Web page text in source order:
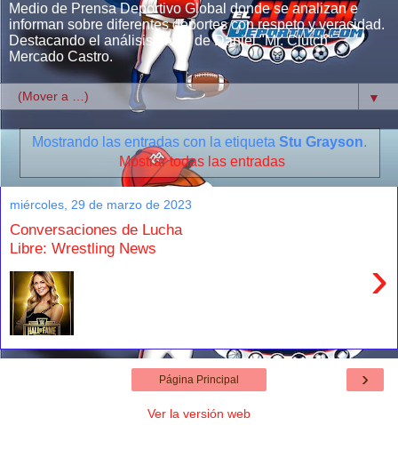
Medio de Prensa Deportivo Global donde se analizan e
informan sobre diferentes deportes con respeto y veracidad.
Destacando el análisis único de Daniel "Mr. Clutch"
Mercado Castro.
▼
Mostrando las entradas con la etiqueta Stu Grayson.
Mostrar todas las entradas
miércoles, 29 de marzo de 2023
Conversaciones de Lucha
Libre: Wrestling News
›
›
Página Principal
Ver la versión web